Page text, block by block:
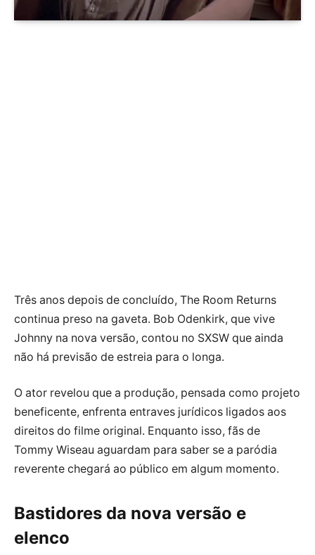
Três anos depois de concluído, The Room Returns
continua preso na gaveta. Bob Odenkirk, que vive
Johnny na nova versão, contou no SXSW que ainda
não há previsão de estreia para o longa.
O ator revelou que a produção, pensada como projeto
beneficente, enfrenta entraves jurídicos ligados aos
direitos do filme original. Enquanto isso, fãs de
Tommy Wiseau aguardam para saber se a paródia
reverente chegará ao público em algum momento.
Bastidores da nova versão e
elenco